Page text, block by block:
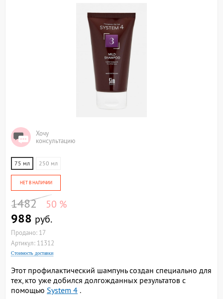
Хочу
консультацию
75 мл 250 мл
НЕТ В НАЛИЧИИ
1482 50 %
988 руб.
Продано: 17
Артикул: 11312
Стоимость доставки
Этот профилактический шампунь создан специально для
тех, кто уже добился долгожданных результатов с
помощью System 4 .